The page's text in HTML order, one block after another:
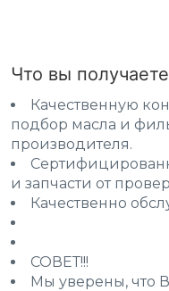
Что вы
Качественную
подбор масла и
производителя.
и запчасти от
Качественно
СОВЕТ!!!
Мы уверены, что